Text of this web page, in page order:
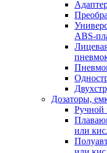
ABS-
Дозаторы,
Ручной
или